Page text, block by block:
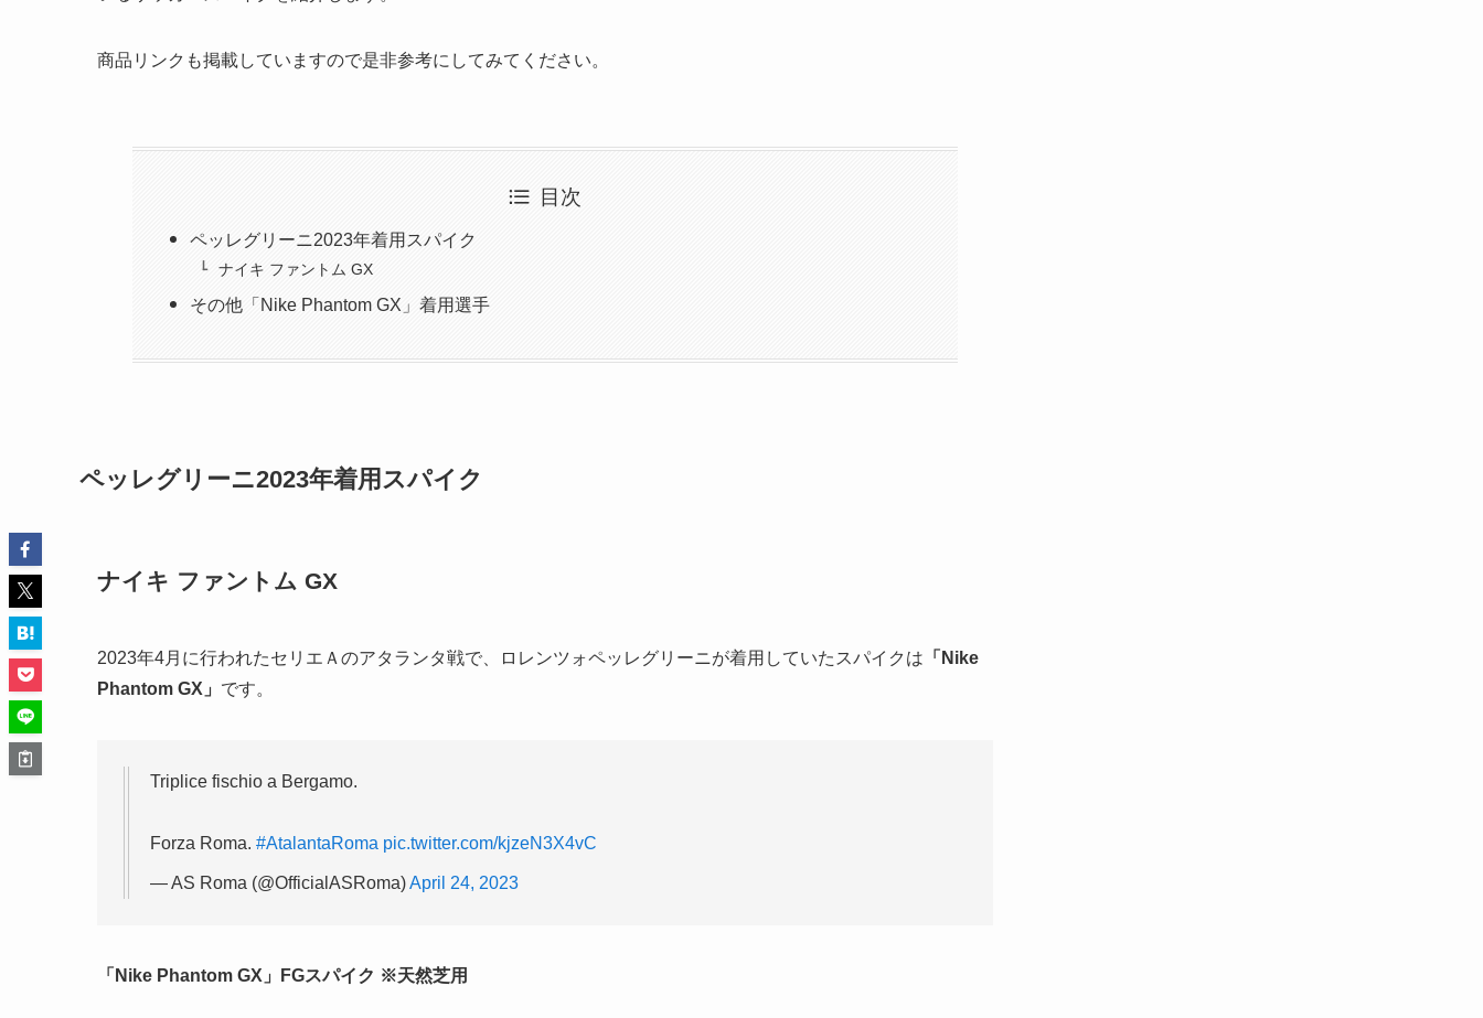
商品リンクも掲載していますので是非参考にしてみてください。
目次
ペッレグリーニ2023年着用スパイク
ナイキ ファントム GX
その他「Nike Phantom GX」着用選手
ペッレグリーニ2023年着用スパイク
ナイキ ファントム GX
2023年4月に行われたセリエＡのアタランタ戦で、ロレンツォペッレグリーニが着用していたスパイクは 「Nike
Phantom GX」 です。
Triplice fischio a Bergamo.
Forza Roma. #AtalantaRoma pic.twitter.com/kjzeN3X4vC
— AS Roma (@OfficialASRoma)April 24, 2023
「Nike Phantom GX」FGスパイク ※天然芝用